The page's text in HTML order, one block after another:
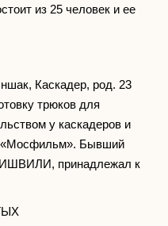
из 25 человек и ее
Каскадер, род. 23
трюков для
у каскадеров и
«Мосфильм». Бывший
принадлежал к